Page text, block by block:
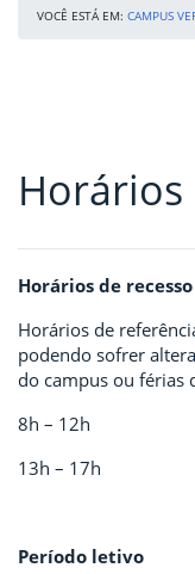
VOCÊ ESTÁ EM: CAMPUS
Fim da navegação
Início do conteúdo
Horários
Horários de
Horários de
podendo sofrer
do campus ou férias
8h – 12h
13h – 17h
Período letivo